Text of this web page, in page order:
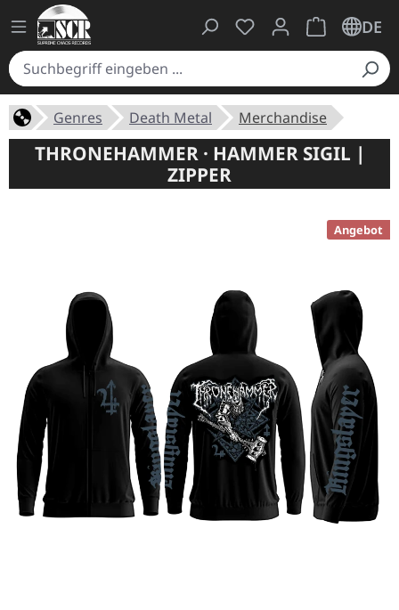
Du hast 0 Produkte
Warenkorb
DE
Genres Death Metal Merchandise
THRONEHAMMER · HAMMER SIGIL |
ZIPPER
Angebot